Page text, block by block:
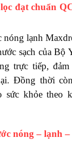
đạt chuẩn
nóng lạnh
sạch của Bộ
trực tiếp,
Đồng thời
sức khỏe theo
nóng – lạnh